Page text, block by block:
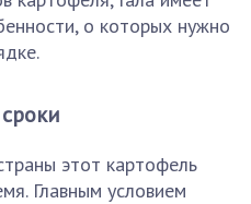
о которых нужно
этот картофель
Главным условием